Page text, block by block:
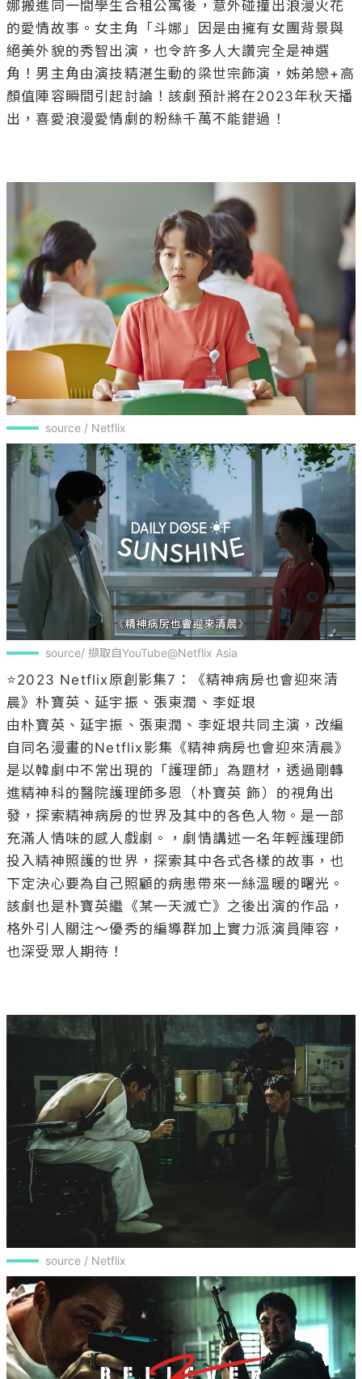
source / Netflix
source/ 擷取自YouTube@Netflix Asia
⭐2023 Netflix原創影集7：《精神病房也會迎來清
晨》朴寶英、延宇振、張東潤、李姃垠
由朴寶英、延宇振、張東潤、李姃垠共同主演，改編
自同名漫畫的Netflix影集《精神病房也會迎來清晨》
是以韓劇中不常出現的「護理師」為題材，透過剛轉
進精神科的醫院護理師多恩（朴寶英 飾）的視角出
發，探索精神病房的世界及其中的各色人物。是一部
充滿人情味的感人戲劇。，劇情講述一名年輕護理師
投入精神照護的世界，探索其中各式各樣的故事，也
下定決心要為自己照顧的病患帶來一絲溫暖的曙光。
該劇也是朴寶英繼《某一天滅亡》之後出演的作品，
格外引人關注～優秀的編導群加上實力派演員陣容，
也深受眾人期待！
source / Netflix
source/ 擷取自YouTube@Netflix Asia